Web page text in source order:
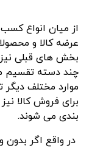
از میان انواع
عرضه کالا و
بخش های قبلی نیز
چند دسته تقسیم
موارد مختلف
برای فروش کالا
بندی می شوند.
در واقع اگر